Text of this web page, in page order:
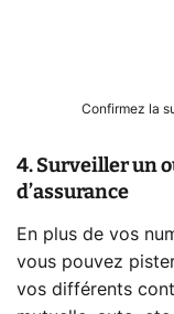
Confirmez la
4. Surveiller un
d’assurance
En plus de vos
vous pouvez
vos différents